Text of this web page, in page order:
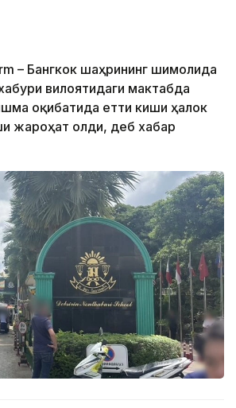
– Бангкок шаҳрининг шимолида
вилоятидаги мактабда
оқибатида етти киши ҳалок
жароҳат олди, деб хабар